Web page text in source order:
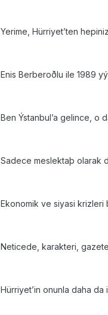
Yerime, Hürriyet’ten
Enis Berberoðlu ile 1989
Ben Ýstanbul’a gelince, o
Sadece meslektaþ olarak
Ekonomik ve siyasi
Neticede, karakteri,
Hürriyet’in onunla daha